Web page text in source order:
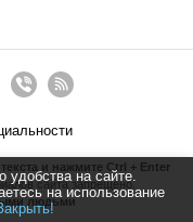
на сайте.
на использование
и нажмите Ctrl + Enter
сайта запрещено.
людьми